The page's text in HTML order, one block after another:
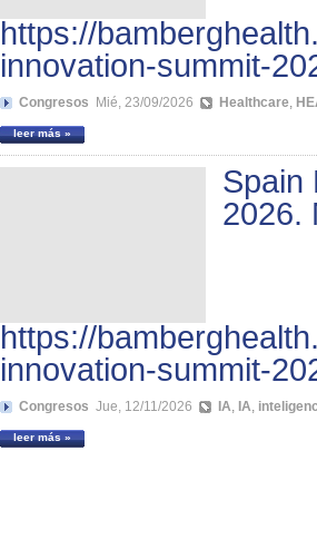
https://
innovation-summit-
Congresos Mié, 23/09/2026 Healthcare,
leer más »
Spain
2026.
https://
innovation-summit-
Congresos Jue, 12/11/2026 IA, IA,
leer más »